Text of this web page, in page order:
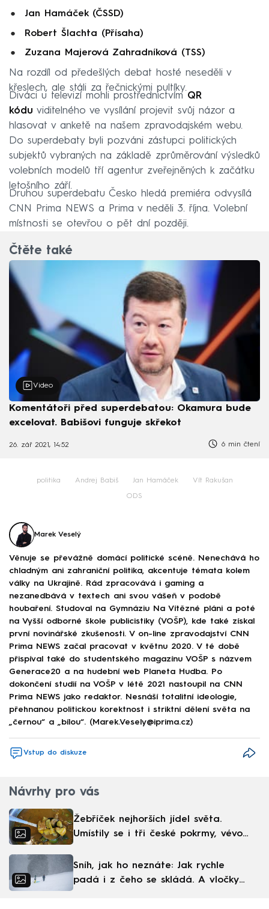
Jan Hamáček (ČSSD)
Robert Šlachta (Přísaha)
Zuzana Majerová Zahradníková (TSS)
Na rozdíl od předešlých debat hosté neseděli v
křeslech, ale stáli za řečnickými pultíky.
Diváci u televizí mohli prostřednictvím QR
kódu viditelného ve vysílání projevit svůj názor a
hlasovat v anketě na našem zpravodajském webu.
Do superdebaty byli pozváni zástupci politických
subjektů vybraných na základě zprůměrování výsledků
volebních modelů tří agentur zveřejněných k začátku
letošního září.
Druhou superdebatu Česko hledá premiéra odvysílá
CNN Prima NEWS a Prima v neděli 3. října. Volební
místnosti se otevřou o pět dní později.
Čtěte také
Video
Komentátoři před superdebatou: Okamura bude
excelovat. Babišovi funguje skřekot
26. zář 2021, 14:52 6 min čtení
politika Andrej Babiš Jan Hamáček Vít Rakušan
ODS
Marek Veselý
Věnuje se převážně domácí politické scéně. Nenechává ho
chladným ani zahraniční politika, akcentuje témata kolem
války na Ukrajině. Rád zpracovává i gaming a
nezanedbává v textech ani svou vášeň v podobě
houbaření. Studoval na Gymnáziu Na Vítězné pláni a poté
na Vyšší odborné škole publicistiky (VOŠP), kde také získal
první novinářské zkušenosti. V on-line zpravodajství CNN
Prima NEWS začal pracovat v květnu 2020. V té době
přispíval také do studentského magazínu VOŠP s názvem
Generace20 a na hudební web Planeta Hudba. Po
dokončení studií na VOŠP v létě 2021 nastoupil na CNN
Prima NEWS jako redaktor. Nesnáší totalitní ideologie,
přehnanou politickou korektnost i striktní dělení světa na
„černou“ a „bílou“. (Marek.Vesely@iprima.cz)
Vstup do diskuze
Návrhy pro vás
Žebříček nejhorších jídel světa.
Umístily se i tři české pokrmy, vévodí
Sníh, jak ho neznáte: Jak rychle
padá i z čeho se skládá. A vločky